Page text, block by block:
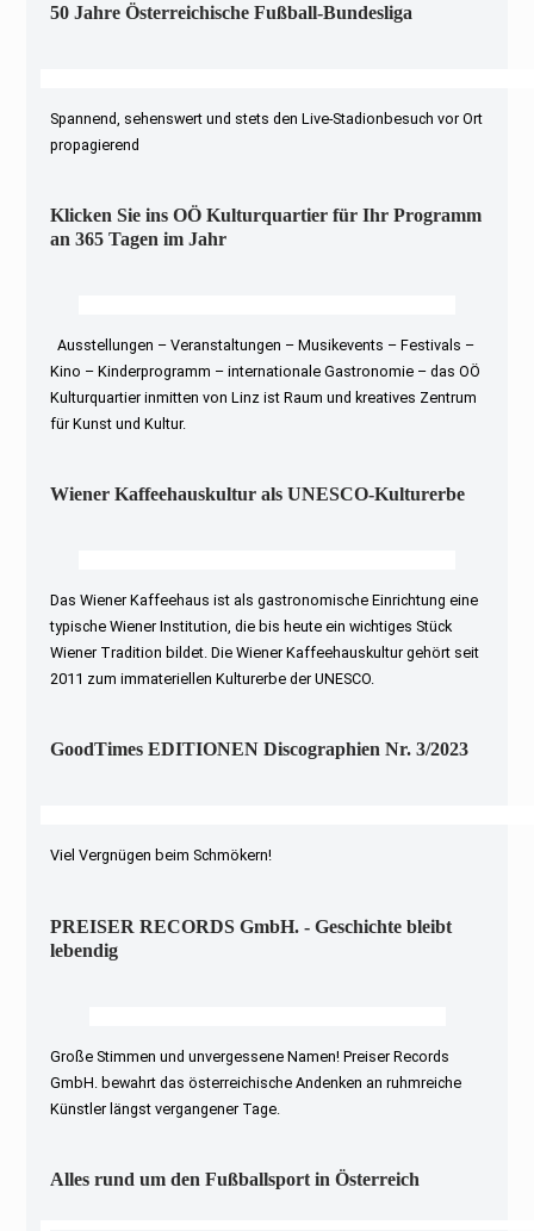
50 Jahre Österreichische Fußball-Bundesliga
Spannend, sehenswert und stets den Live-Stadionbesuch vor Ort
propagierend
Klicken Sie ins OÖ Kulturquartier für Ihr Programm
an 365 Tagen im Jahr
Ausstellungen – Veranstaltungen – Musikevents – Festivals –
Kino – Kinderprogramm – internationale Gastronomie – das OÖ
Kulturquartier inmitten von Linz ist Raum und kreatives Zentrum
für Kunst und Kultur.
Wiener Kaffeehauskultur als UNESCO-Kulturerbe
Das Wiener Kaffeehaus ist als gastronomische Einrichtung eine
typische Wiener Institution, die bis heute ein wichtiges Stück
Wiener Tradition bildet. Die Wiener Kaffeehauskultur gehört seit
2011 zum immateriellen Kulturerbe der UNESCO.
GoodTimes EDITIONEN Discographien Nr. 3/2023
Viel Vergnügen beim Schmökern!
PREISER RECORDS GmbH. - Geschichte bleibt
lebendig
Große Stimmen und unvergessene Namen! Preiser Records
GmbH. bewahrt das österreichische Andenken an ruhmreiche
Künstler längst vergangener Tage.
Alles rund um den Fußballsport in Österreich